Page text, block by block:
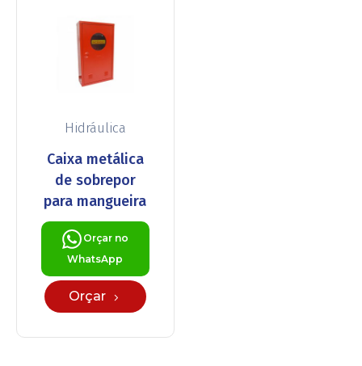
Hidráulica
Caixa metálica
de sobrepor
para mangueira
Orçar no
WhatsApp
Orçar